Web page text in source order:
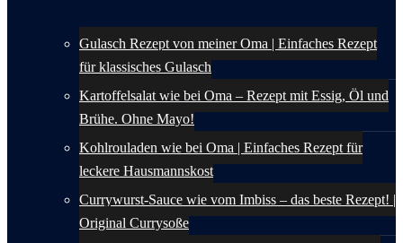
Gulasch Rezept von meiner Oma | Einfaches Rezept
für klassisches Gulasch
Kartoffelsalat wie bei Oma – Rezept mit Essig, Öl und
Brühe. Ohne Mayo!
Kohlrouladen wie bei Oma | Einfaches Rezept für
leckere Hausmannskost
Currywurst-Sauce wie vom Imbiss – das beste Rezept! |
Original Currysoße